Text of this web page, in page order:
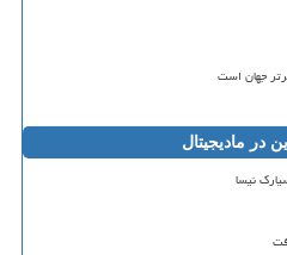
در مادیجیتال
نیسا